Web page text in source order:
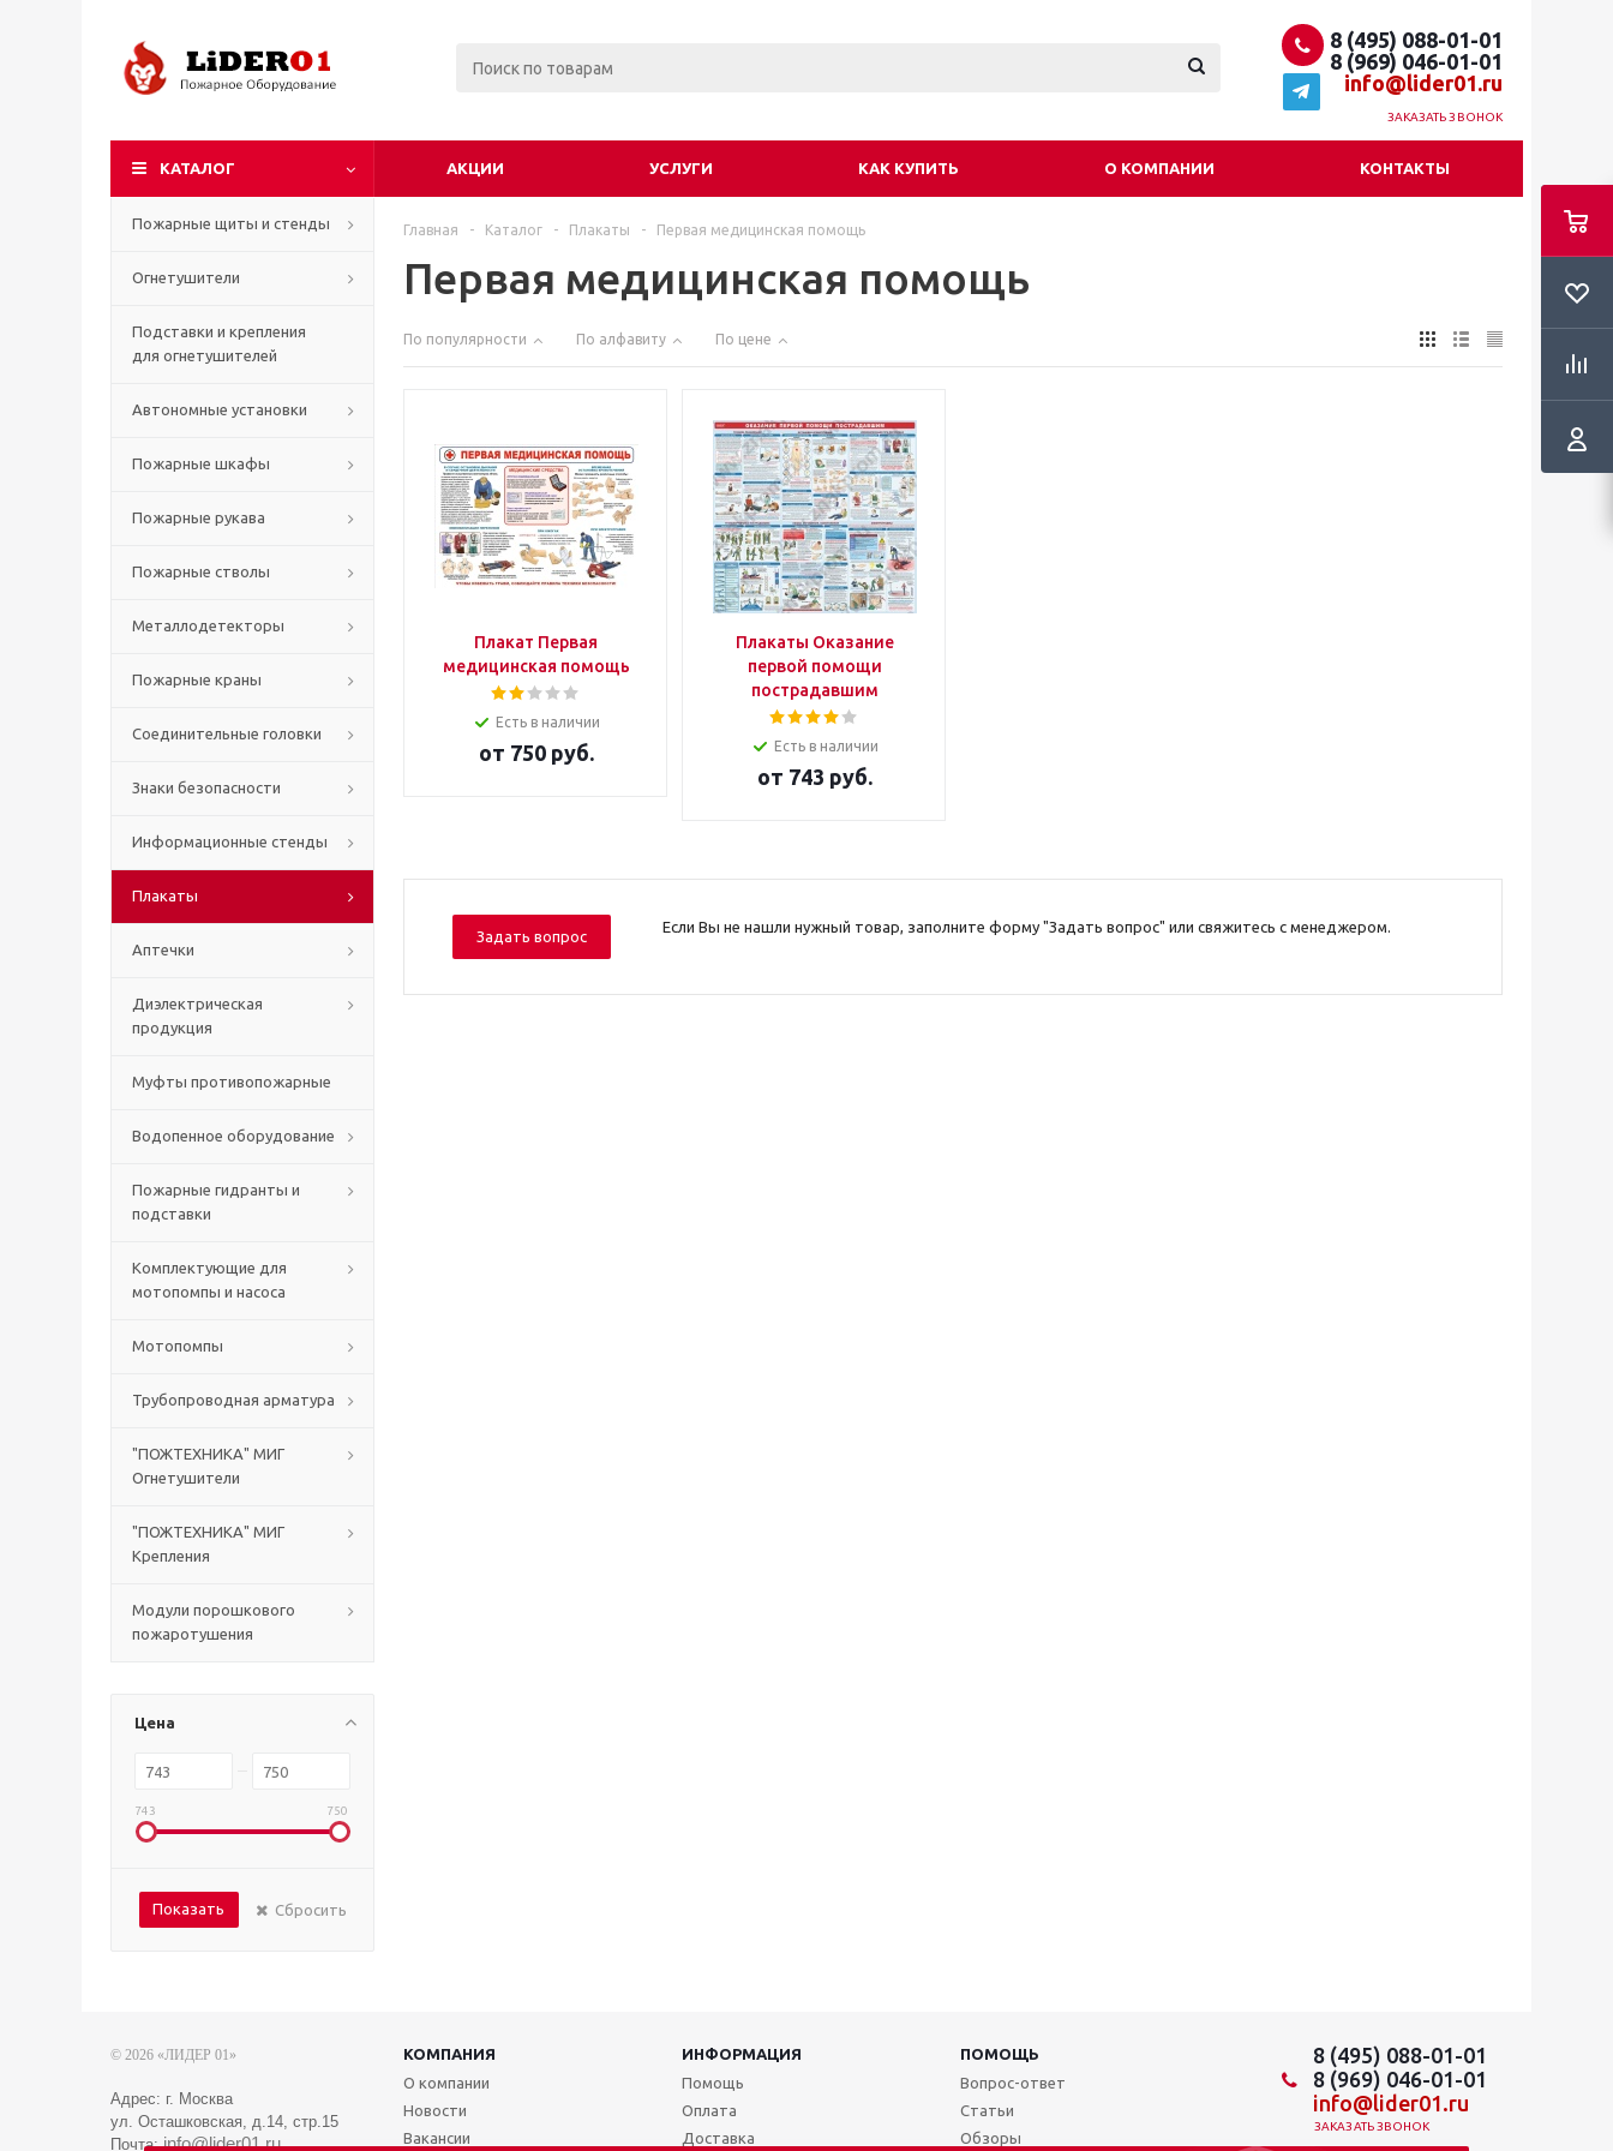
8 (495) 088-01-01
8 (969) 046-01-01
info@lider01.ru
ЗАКАЗАТЬ ЗВОНОК
КАТАЛОГ АКЦИИ УСЛУГИ КАК КУПИТЬ О КОМПАНИИ КОНТАКТЫ
Пожарные щиты и стенды
Огнетушители
Подставки и крепления
для огнетушителей
Автономные установки
Пожарные шкафы
Пожарные рукава
Пожарные стволы
Металлодетекторы
Пожарные краны
Соединительные головки
Знаки безопасности
Информационные стенды
Плакаты
Аптечки
Диэлектрическая
продукция
Муфты противопожарные
Водопенное оборудование
Пожарные гидранты и
подставки
Комплектующие для
мотопомпы и насоса
Мотопомпы
Трубопроводная арматура
"ПОЖТЕХНИКА" МИГ
Огнетушители
"ПОЖТЕХНИКА" МИГ
Крепления
Модули порошкового
пожаротушения
Цена
743 750
Показать Сбросить
Главная - Каталог - Плакаты - Первая медицинская помощь
Первая медицинская помощь
По популярности По алфавиту По цене
Плакат Первая
медицинская помощь
Есть в наличии
от 750 руб.
Плакаты Оказание
первой помощи
пострадавшим
Есть в наличии
от 743 руб.
Задать вопрос
Если Вы не нашли нужный товар, заполните форму "Задать вопрос" или свяжитесь с менеджером.
© 2026 «ЛИДЕР 01»
Адрес: г. Москва
ул. Осташковская, д.14, стр.15
Почта:info@lider01.ru
КОМПАНИЯ ИНФОРМАЦИЯ
ПОМОЩЬ
О компании
Новости
Вакансии
Помощь
Оплата
Доставка
Вопрос-ответ
Статьи
Обзоры
8 (495) 088-01-01
8 (969) 046-01-01
info@lider01.ru
ЗАКАЗАТЬ ЗВОНОК